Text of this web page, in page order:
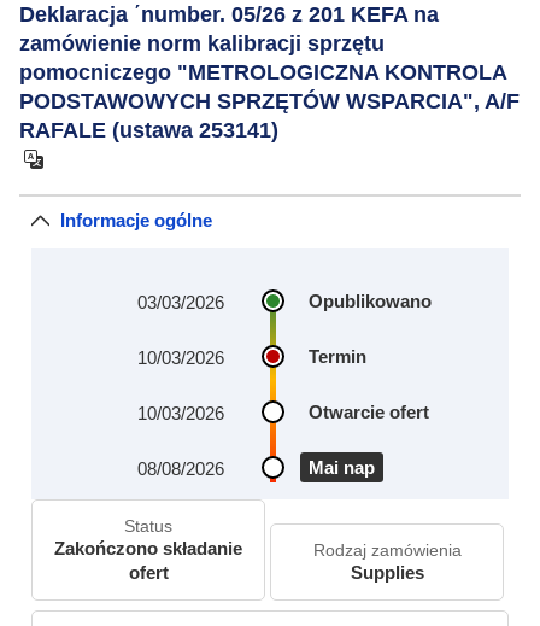
Deklaracja ΄number. 05/26 z 201 KEFA na
zamówienie norm kalibracji sprzętu
pomocniczego "METROLOGICZNA KONTROLA
PODSTAWOWYCH SPRZĘTÓW WSPARCIA", A/F
RAFALE (ustawa 253141)
Informacje ogólne
Opublikowano
03/03/2026
Termin
10/03/2026
Otwarcie ofert
10/03/2026
Mai nap
08/08/2026
Status
Zakończono składanie
ofert
Rodzaj zamówienia
Supplies